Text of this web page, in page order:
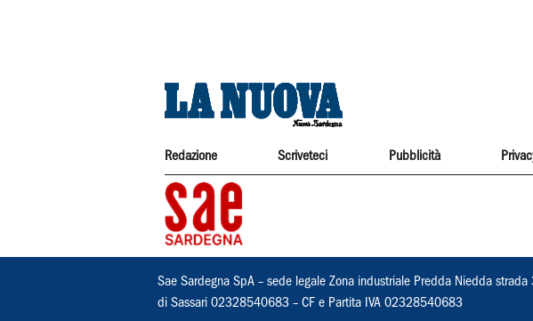
Redazione Scriveteci Pubblicità
Sae Sardegna SpA – sede legale Zona industriale Predda Niedda
di Sassari 02328540683 – CF e Partita IVA 02328540683